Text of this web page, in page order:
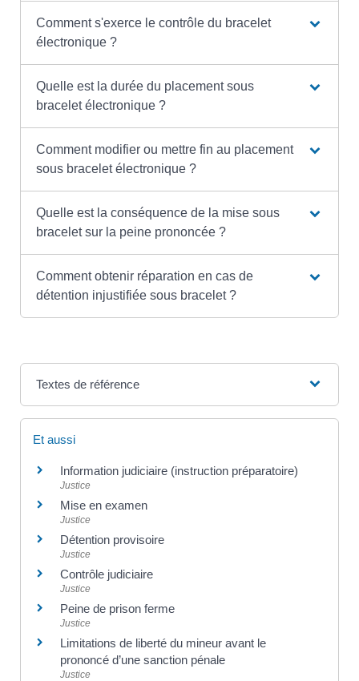
Comment s'exerce le contrôle du bracelet
électronique ?
Quelle est la durée du placement sous
bracelet électronique ?
Comment modifier ou mettre fin au placement
sous bracelet électronique ?
Quelle est la conséquence de la mise sous
bracelet sur la peine prononcée ?
Comment obtenir réparation en cas de
détention injustifiée sous bracelet ?
Textes de référence
Et aussi
Information judiciaire (instruction préparatoire)
Justice
Mise en examen
Justice
Détention provisoire
Justice
Contrôle judiciaire
Justice
Peine de prison ferme
Justice
Limitations de liberté du mineur avant le
prononcé d’une sanction pénale
Justice